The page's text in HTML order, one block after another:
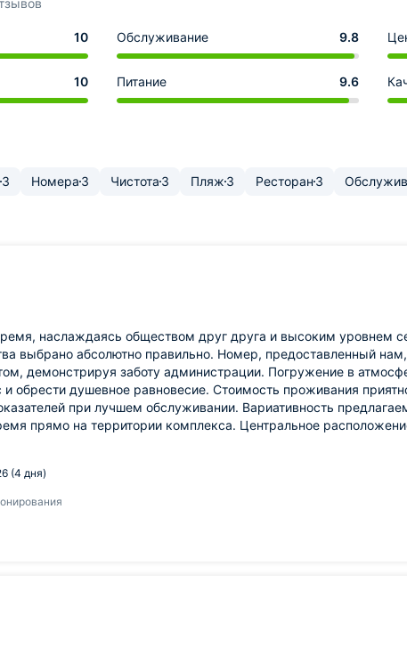
10 Обслуживание 9.8
10 Питание 9.6
3 Номера 3 Чистота 3 Пляж 3 Ресторан 3
наслаждаясь обществом друг друга и высоким уровнем
выбрано абсолютно правильно. Номер, предоставленный нам,
демонстрируя заботу администрации. Погружение в
и обрести душевное равновесие. Стоимость проживания
при лучшем обслуживании. Вариативность
прямо на территории комплекса. Центральное
(4 дня)